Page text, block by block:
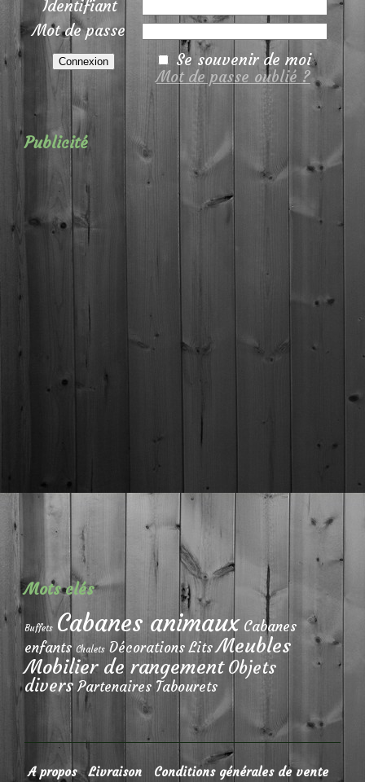
Identifiant
Mot de passe
Se souvenir de moi
Mot de passe oublié ?
Publicité
Mots clés
Buffets Cabanes animaux Cabanes
enfants Chalets Décorations Lits Meubles
Mobilier de rangement Objets
divers Partenaires Tabourets
A propos Livraison
Conditions générales de vente